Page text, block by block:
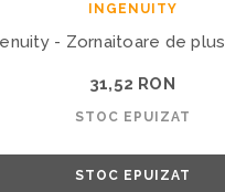
INGENUITY
- Zornaitoare de
31,52 RON
STOC EPUIZAT
STOC EPUIZAT